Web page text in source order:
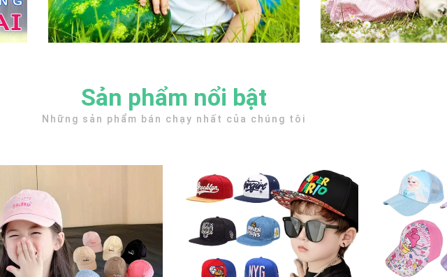
Sản phẩm nổi bật
Những sản phẩm bán chạy nhất của chúng tôi